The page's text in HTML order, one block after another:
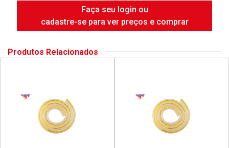
Faça seu login ou
cadastre-se para ver preços e comprar
Produtos Relacionados